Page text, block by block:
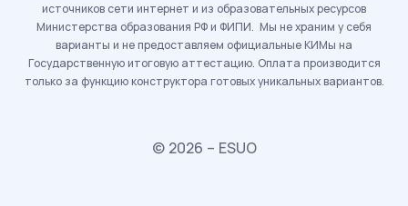
источников сети интернет и из образовательных ресурсов
Министерства образования РФ и ФИПИ. Мы не храним у себя
варианты и не предоставляем официальные КИМы на
Государственную итоговую аттестацию. Оплата производится
только за функцию конструктора готовых уникальных вариантов.
© 2026 – ESUO